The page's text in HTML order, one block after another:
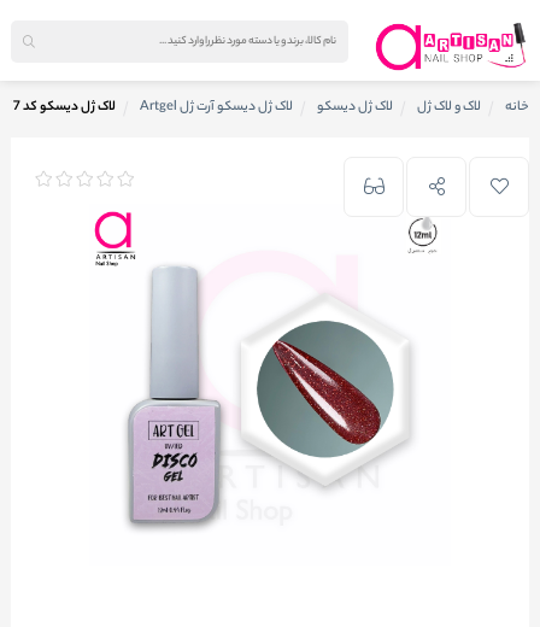
خانه لاک و لاک ژل لاک ژل دیسکو لاک ژل دیسکو آرت ژل Artgel لاک ژل دیسکو کد 7 آرت ژل Artgel